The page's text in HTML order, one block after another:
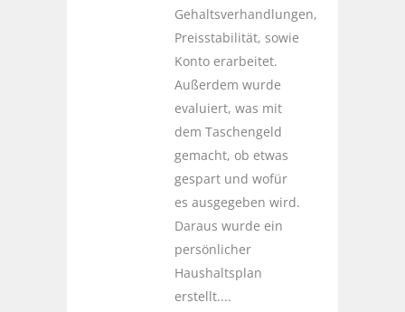
Gehaltsverhandlungen,
Preisstabilität, sowie
Konto erarbeitet.
Außerdem wurde
evaluiert, was mit
dem Taschengeld
gemacht, ob etwas
gespart und wofür
es ausgegeben wird.
Daraus wurde ein
persönlicher
Haushaltsplan
erstellt....